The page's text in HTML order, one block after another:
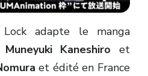
adapte le manga
Muneyuki Kaneshiro et
et édité en France